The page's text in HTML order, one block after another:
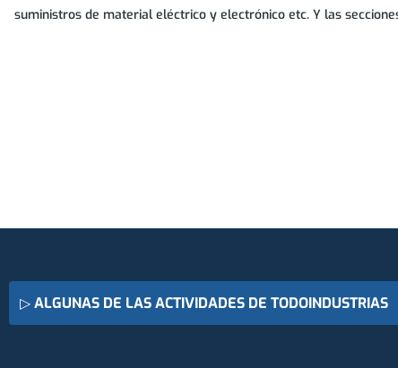
suministros de material eléctrico y electrónico etc. Y las
▷ALGUNAS DE LAS ACTIVIDADES DE TODOINDUSTRIAS